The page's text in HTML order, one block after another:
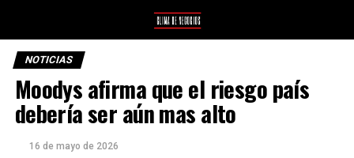
NOTICIAS
Moodys afirma que el riesgo país
debería ser aún mas alto
16 de mayo de 2026